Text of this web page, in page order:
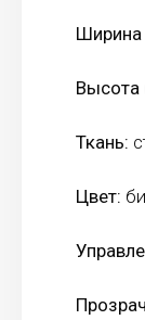
Ткань:
Цвет: